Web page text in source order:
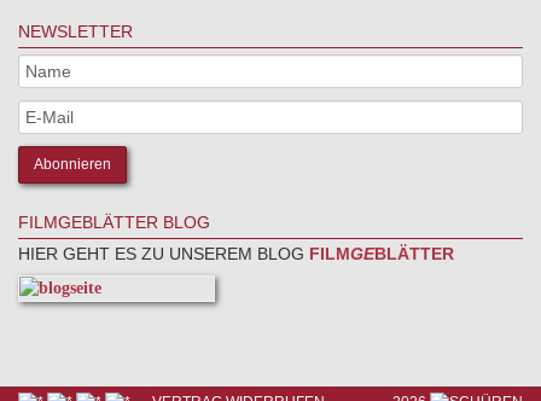
NEWSLETTER
FILMGEBLÄTTER BLOG
HIER GEHT ES ZU UNSEREM BLOG FILMGEBLÄTTER